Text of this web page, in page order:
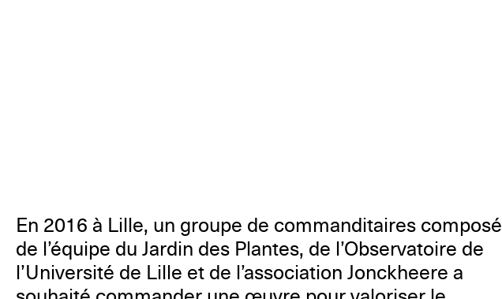
En 2016 à Lille, un groupe de commanditaires composé
de l’équipe du Jardin des Plantes, de l’Observatoire de
l’Université de Lille et de l’association Jonckheere a